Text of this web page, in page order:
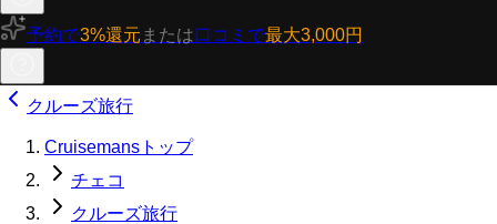
予約で3%還元 または口コミで最大3,000円
クルーズ旅行
Cruisemansトップ
チェコ
クルーズ旅行